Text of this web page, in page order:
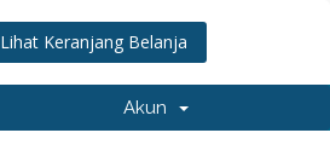
Lihat Keranjang Belanja
Akun